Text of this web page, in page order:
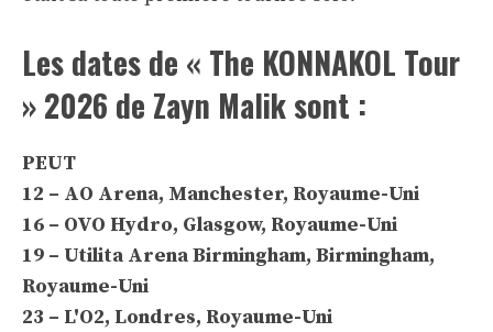
Les dates de « The KONNAKOL Tour
» 2026 de Zayn Malik sont :
PEUT
12 – AO Arena, Manchester, Royaume-Uni
16 – OVO Hydro, Glasgow, Royaume-Uni
19 – Utilita Arena Birmingham, Birmingham,
Royaume-Uni
23 – L'O2, Londres, Royaume-Uni